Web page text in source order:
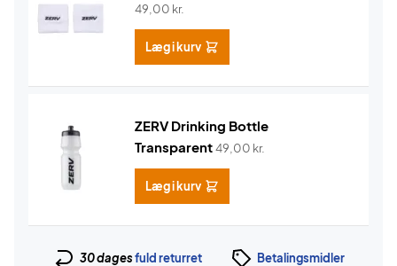
49,00 kr.
Læg i kurv
ZERV Drinking Bottle
Transparent49,00 kr.
Læg i kurv
30 dagesfuld returret Betalingsmidler